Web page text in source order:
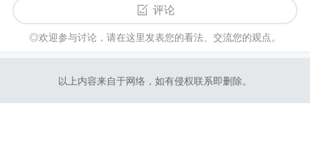
评论
◎欢迎参与讨论，请在这里发表您的看法、交流您的观点。
以上内容来自于网络，如有侵权联系即删除。